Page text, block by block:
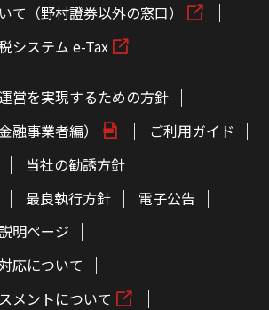
て（野村證券以外の窓口）
システム e-Tax
営を実現するための方針
融事業者編）
ご利用ガイド
当社の勧誘方針
最良執行方針
電子公告
明ページ
応について
メントについて